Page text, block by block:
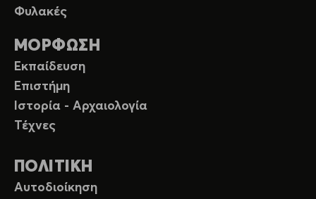
Φυλακές
ΜΟΡΦΩΣΗ
Εκπαίδευση
Επιστήμη
Ιστορία - Αρχαιολογία
Τέχνες
ΠΟΛΙΤΙΚΗ
Αυτοδιοίκηση